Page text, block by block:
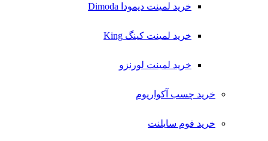
خرید لمینت دیمودا Dimoda
خرید لمینت کینگ King
خرید لمینت لورنزو
خرید چسب آکواریوم
خرید فوم سایلنت